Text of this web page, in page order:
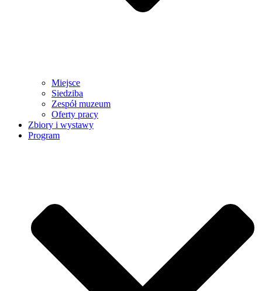
Miejsce
Siedziba
Zespół muzeum
Oferty pracy
Zbiory i wystawy
Program